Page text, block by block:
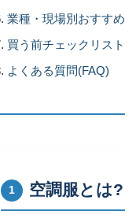
業種・現場別おすす
買う前チェックリス
よくある質問(FAQ)
1 空調服とは